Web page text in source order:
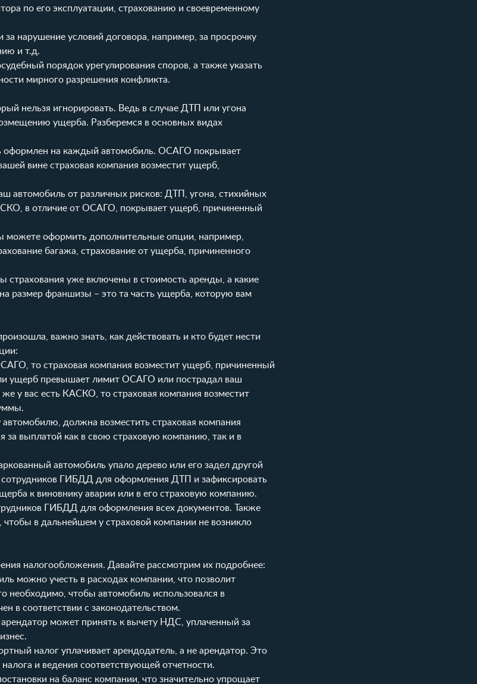
по его эксплуатации, страхованию и своевременному
нарушение условий договора, например, за просрочку
и т.д.
порядок урегулирования споров, а также указать
мирного разрешения конфликта.
нельзя игнорировать. Ведь в случае ДТП или угона
ущерба. Разберемся в основных видах
оформлен на каждый автомобиль. ОСАГО покрывает
вине страховая компания возместит ущерб,
автомобиль от различных рисков: ДТП, угона, стихийных
в отличие от ОСАГО, покрывает ущерб, причиненный
оформить дополнительные опции, например,
багажа, страхование от ущерба, причиненного
страхования уже включены в стоимость аренды, а какие
размер франшизы – это та часть ущерба, которую вам
важно знать, как действовать и кто будет нести
то страховая компания возместит ущерб, причиненный
ущерб превышает лимит ОСАГО или пострадал ваш
у вас есть КАСКО, то страховая компания возместит
должна возместить страховая компания
за выплатой как в свою страховую компанию, так и в
автомобиль упало дерево или его задел другой
сотрудников ГИБДД для оформления ДТП и зафиксировать
к виновнику аварии или в его страховую компанию.
ГИБДД для оформления всех документов. Также
в дальнейшем у страховой компании не возникло
налогообложения. Давайте рассмотрим их подробнее:
можно учесть в расходах компании, что позволит
необходимо, чтобы автомобиль использовался в
в соответствии с законодательством.
может принять к вычету НДС, уплаченный за
налог уплачивает арендодатель, а не арендатор. Это
и ведения соответствующей отчетности.
на баланс компании, что значительно упрощает